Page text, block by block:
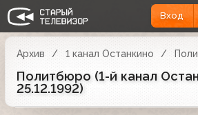
Вход
Архив 1 канал Останкино
Политбюро (1-й канал
25.12.1992)